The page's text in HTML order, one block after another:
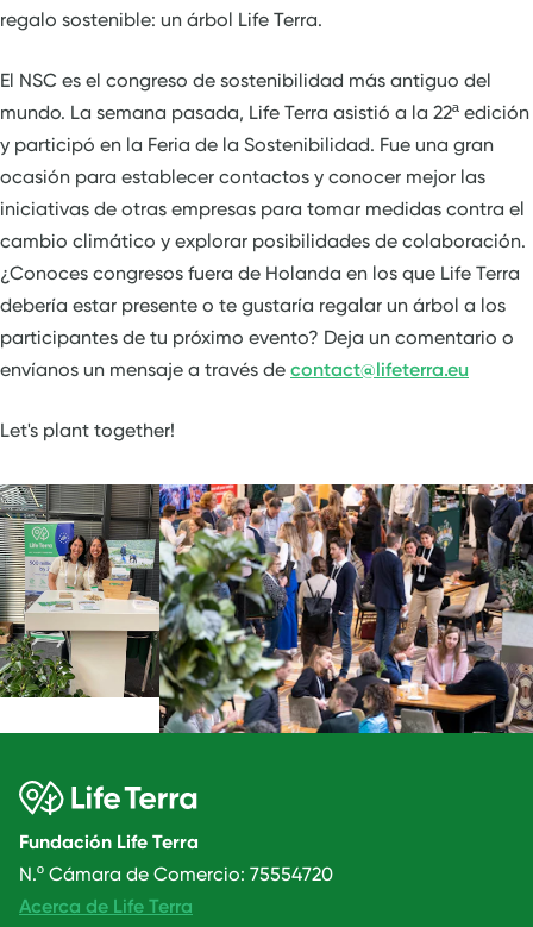
regalo sostenible: un árbol Life Terra.
El NSC es el congreso de sostenibilidad más antiguo del
mundo. La semana pasada, Life Terra asistió a la 22ª edición
y participó en la Feria de la Sostenibilidad. Fue una gran
ocasión para establecer contactos y conocer mejor las
iniciativas de otras empresas para tomar medidas contra el
cambio climático y explorar posibilidades de colaboración.
¿Conoces congresos fuera de Holanda en los que Life Terra
debería estar presente o te gustaría regalar un árbol a los
participantes de tu próximo evento? Deja un comentario o
envíanos un mensaje a través de contact@lifeterra.eu
Let's plant together!
Fundación Life Terra
N.º Cámara de Comercio: 75554720
Acerca de Life Terra